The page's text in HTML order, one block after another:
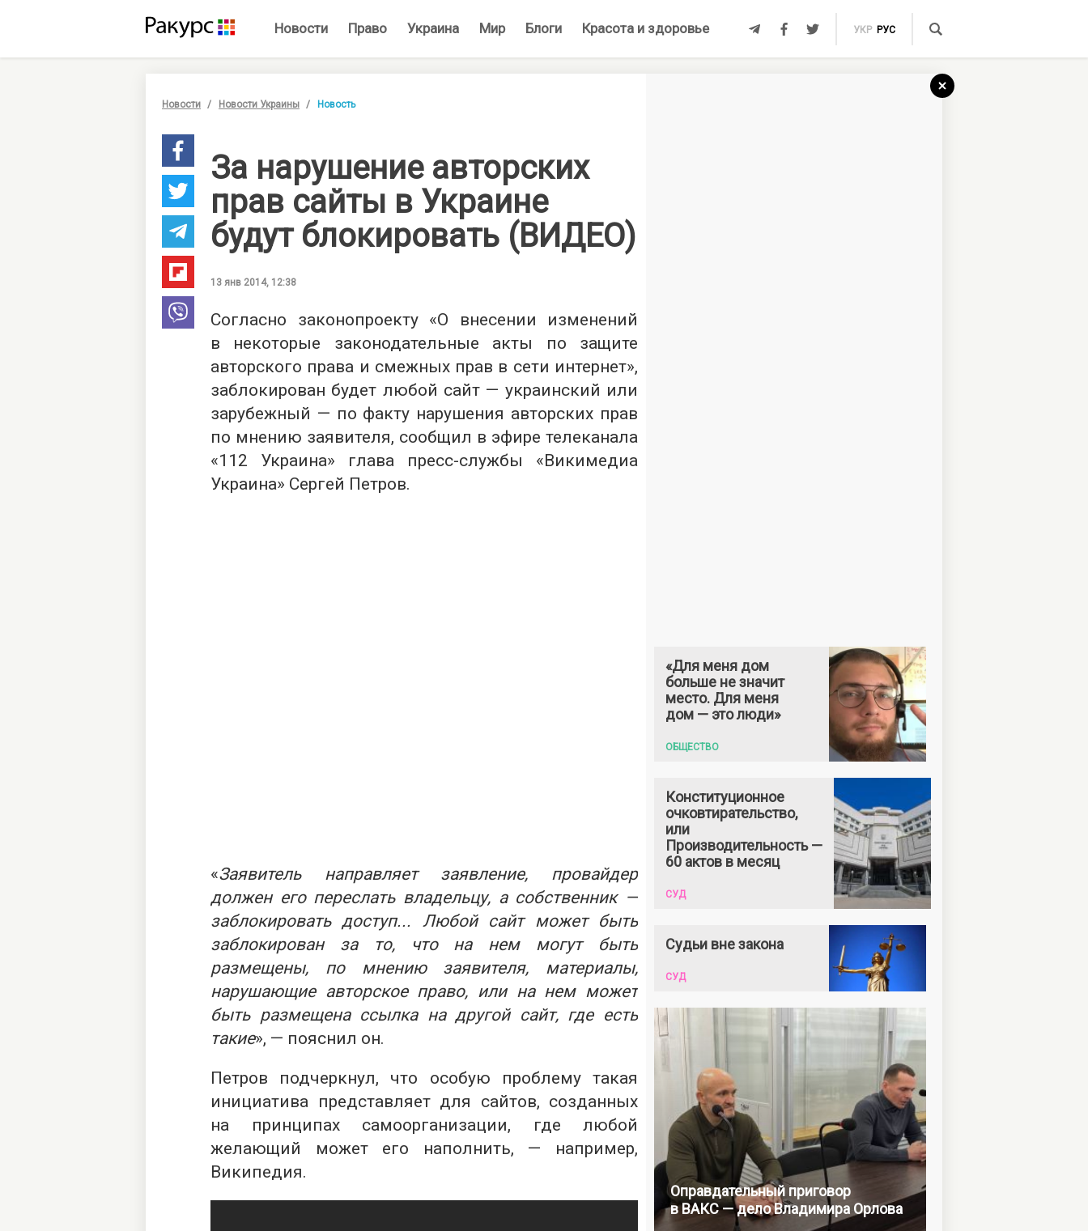
Новости Право Украина Мир Блоги Красота и здоровье УКР РУС
Новости Новости Украины Новость
За нарушение авторских
прав сайты в Украине
будут блокировать (ВИДЕО)
13 янв 2014, 12:38
Согласно законопроекту «О внесении изменений
в некоторые законодательные акты по защите
авторского права и смежных прав в сети интернет»,
заблокирован будет любой сайт — украинский или
зарубежный — по факту нарушения авторских прав
по мнению заявителя, сообщил в эфире телеканала
«112 Украина» глава пресс-службы «Викимедиа
Украина» Сергей Петров.
«Заявитель направляет заявление, провайдер
должен его переслать владельцу, а собственник —
заблокировать доступ... Любой сайт может быть
заблокирован за то, что на нем могут быть
размещены, по мнению заявителя, материалы,
нарушающие авторское право, или на нем может
быть размещена ссылка на другой сайт, где есть
такие», — пояснил он.
Петров подчеркнул, что особую проблему такая
инициатива представляет для сайтов, созданных
на принципах самоорганизации, где любой
желающий может его наполнить, — например,
Википедия.
«Для меня дом
больше не значит
место. Для меня
дом — это люди»
ОБЩЕСТВО
Конституционное
очковтирательство,
или
Производительность —
60 актов в месяц
СУД
Судьи вне закона
СУД
Оправдательный приговор
в ВАКС — дело Владимира Орлова